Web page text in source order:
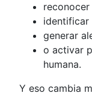
identificar
generar
o activar
humana.
Y eso cambia